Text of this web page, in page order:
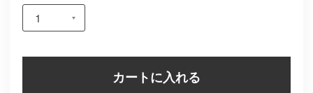
カートに入れる